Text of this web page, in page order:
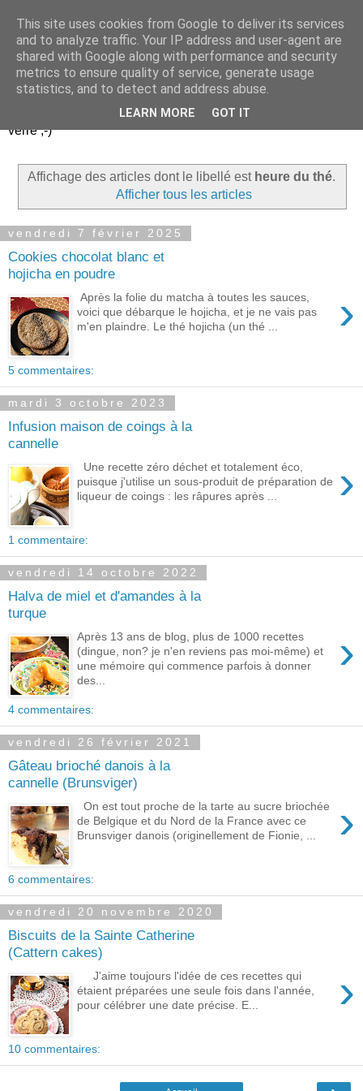
Un peu gay dans les
coings...
Découvrir le monde. Assiette après assiette. Verre après
verre ;-)
Affichage des articles dont le libellé est heure du thé.
Afficher tous les articles
vendredi 7 février 2025
Cookies chocolat blanc et
hojicha en poudre
›
Après la folie du matcha à toutes les sauces,
voici que débarque le hojicha, et je ne vais pas
m'en plaindre. Le thé hojicha (un thé ...
5 commentaires:
mardi 3 octobre 2023
Infusion maison de coings à la
cannelle
›
Une recette zéro déchet et totalement éco,
puisque j'utilise un sous-produit de préparation de
liqueur de coings : les râpures après ...
1 commentaire:
vendredi 14 octobre 2022
Halva de miel et d'amandes à la
turque
›
Après 13 ans de blog, plus de 1000 recettes
(dingue, non? je n'en reviens pas moi-même) et
une mémoire qui commence parfois à donner
des...
4 commentaires:
vendredi 26 février 2021
Gâteau brioché danois à la
cannelle (Brunsviger)
›
On est tout proche de la tarte au sucre briochée
de Belgique et du Nord de la France avec ce
Brunsviger danois (originellement de Fionie, ...
6 commentaires:
vendredi 20 novembre 2020
Biscuits de la Sainte Catherine
(Cattern cakes)
›
J'aime toujours l'idée de ces recettes qui
étaient préparées une seule fois dans l'année,
pour célébrer une date précise. E...
10 commentaires:
This site uses cookies from Google to deliver its services
and to analyze traffic. Your IP address and user-agent are
shared with Google along with performance and security
metrics to ensure quality of service, generate usage
statistics, and to detect and address abuse.
LEARN MORE GOT IT